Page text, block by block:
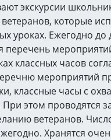
экскурсии
которые
уроках. Ежегодно
перечень
классных часов
мероприятий
классные часы с
этом проводятся
ветеранов.
Хранятся